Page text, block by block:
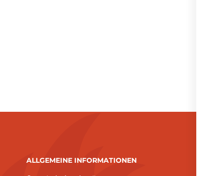
ALLGEMEINE INFORMATIONEN